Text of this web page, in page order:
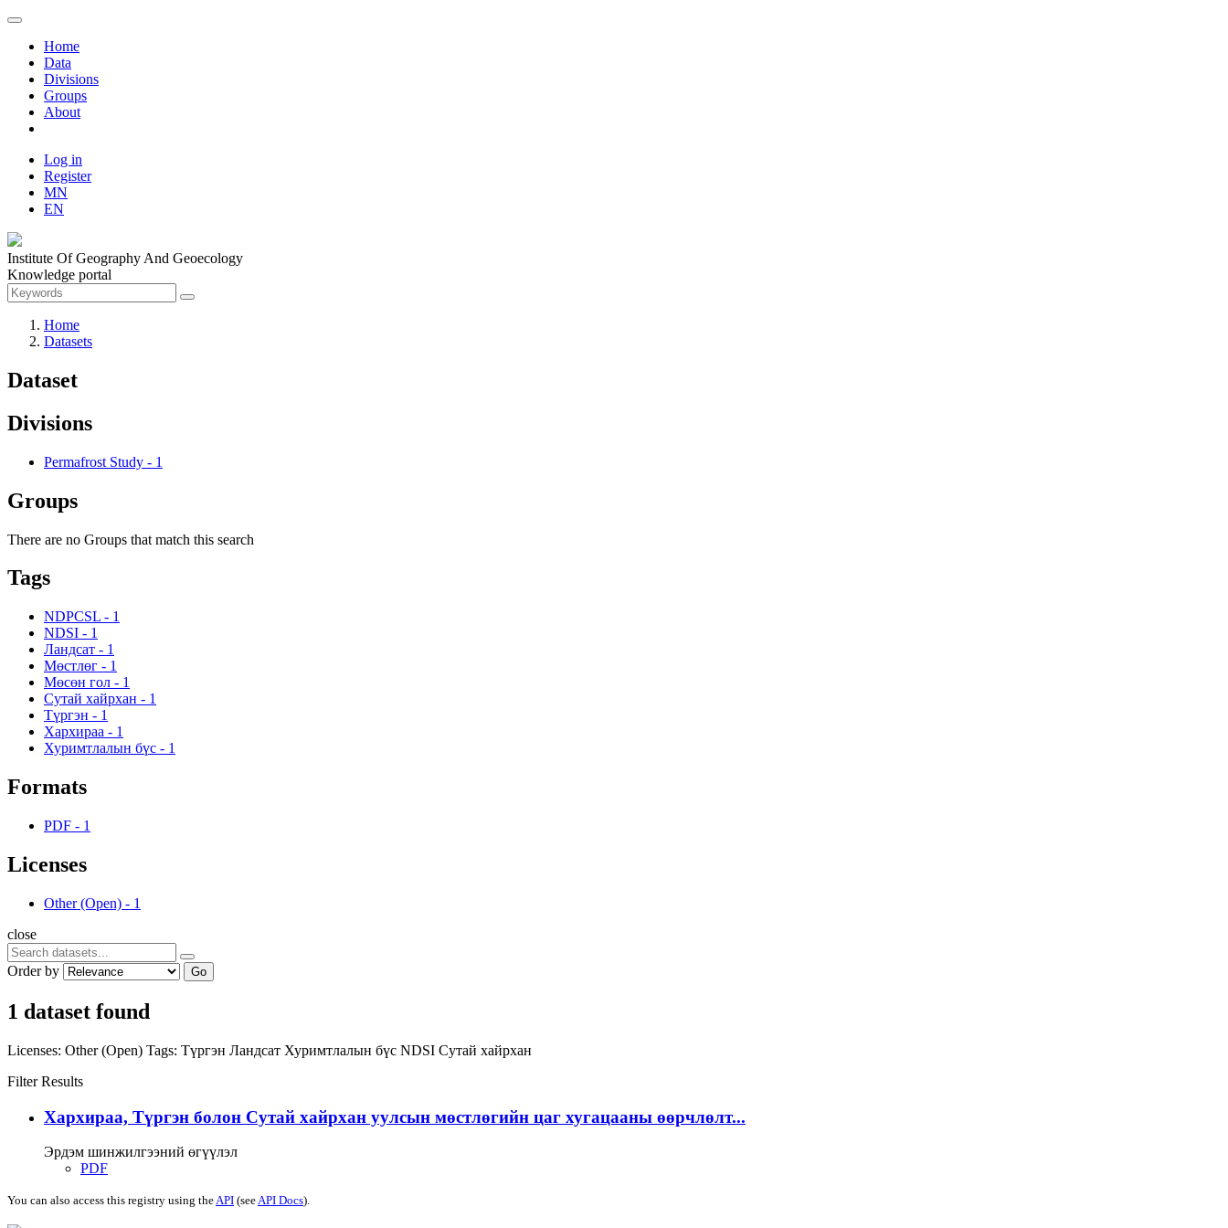
Home
Data
Divisions
Groups
About
Log in
Register
MN
EN
Institute Of Geography And Geoecology
Knowledge portal
Home
Datasets
Dataset
Divisions
Permafrost Study - 1
Groups
There are no Groups that match this search
Tags
NDPCSL - 1
NDSI - 1
Ландсат - 1
Мөстлөг - 1
Мөсөн гол - 1
Сутай хайрхан - 1
Түргэн - 1
Хархираа - 1
Хуримтлалын бүс - 1
Formats
PDF - 1
Licenses
Other (Open) - 1
close
Order by Go
1 dataset found
Licenses: Other (Open) Tags: Түргэн Ландсат Хуримтлалын бүс NDSI Сутай хайрхан
Filter Results
Хархираа, Түргэн болон Сутай хайрхан уулсын мөстлөгийн цаг хугацааны өөрчлөлт...
Эрдэм шинжилгээний өгүүлэл
PDF
You can also access this registry using theAPI (seeAPI Docs).